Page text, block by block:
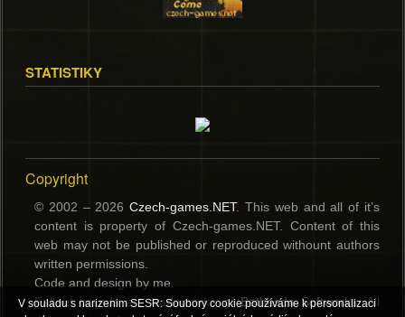
STATISTIKY
Copyright
© 2002 – 2026Czech-games.NET. This web and all of it’s
content is property of Czech-games.NET. Content of this
web may not be published or reproduced withount authors
written permissions.
Code and design by me.
Fallout brands are trademerks ofBethesda Softworks. All
V souladu s narizenim SESR: Soubory cookie používáme k personalizaci